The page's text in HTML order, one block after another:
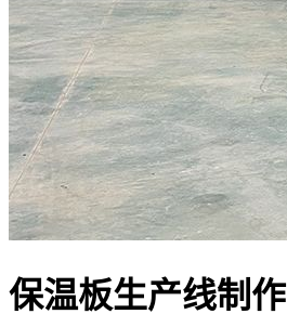
保温板生产线制作